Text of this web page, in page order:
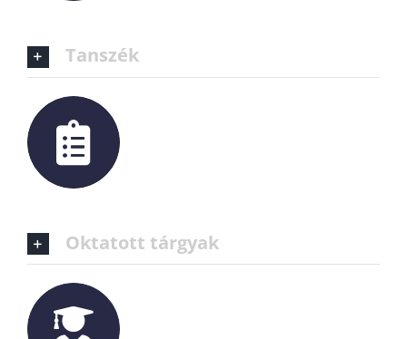
Tanszék
Oktatott tárgyak